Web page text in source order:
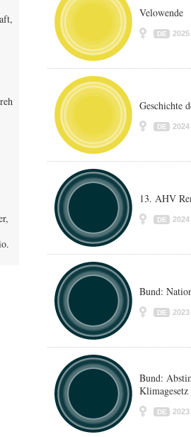
Velowende
DE 2025
Geschichte
DE 2024
13. AHV
DE 2024
Bund:
DE 2023
Bund:
Klimagesetz
DE 2023